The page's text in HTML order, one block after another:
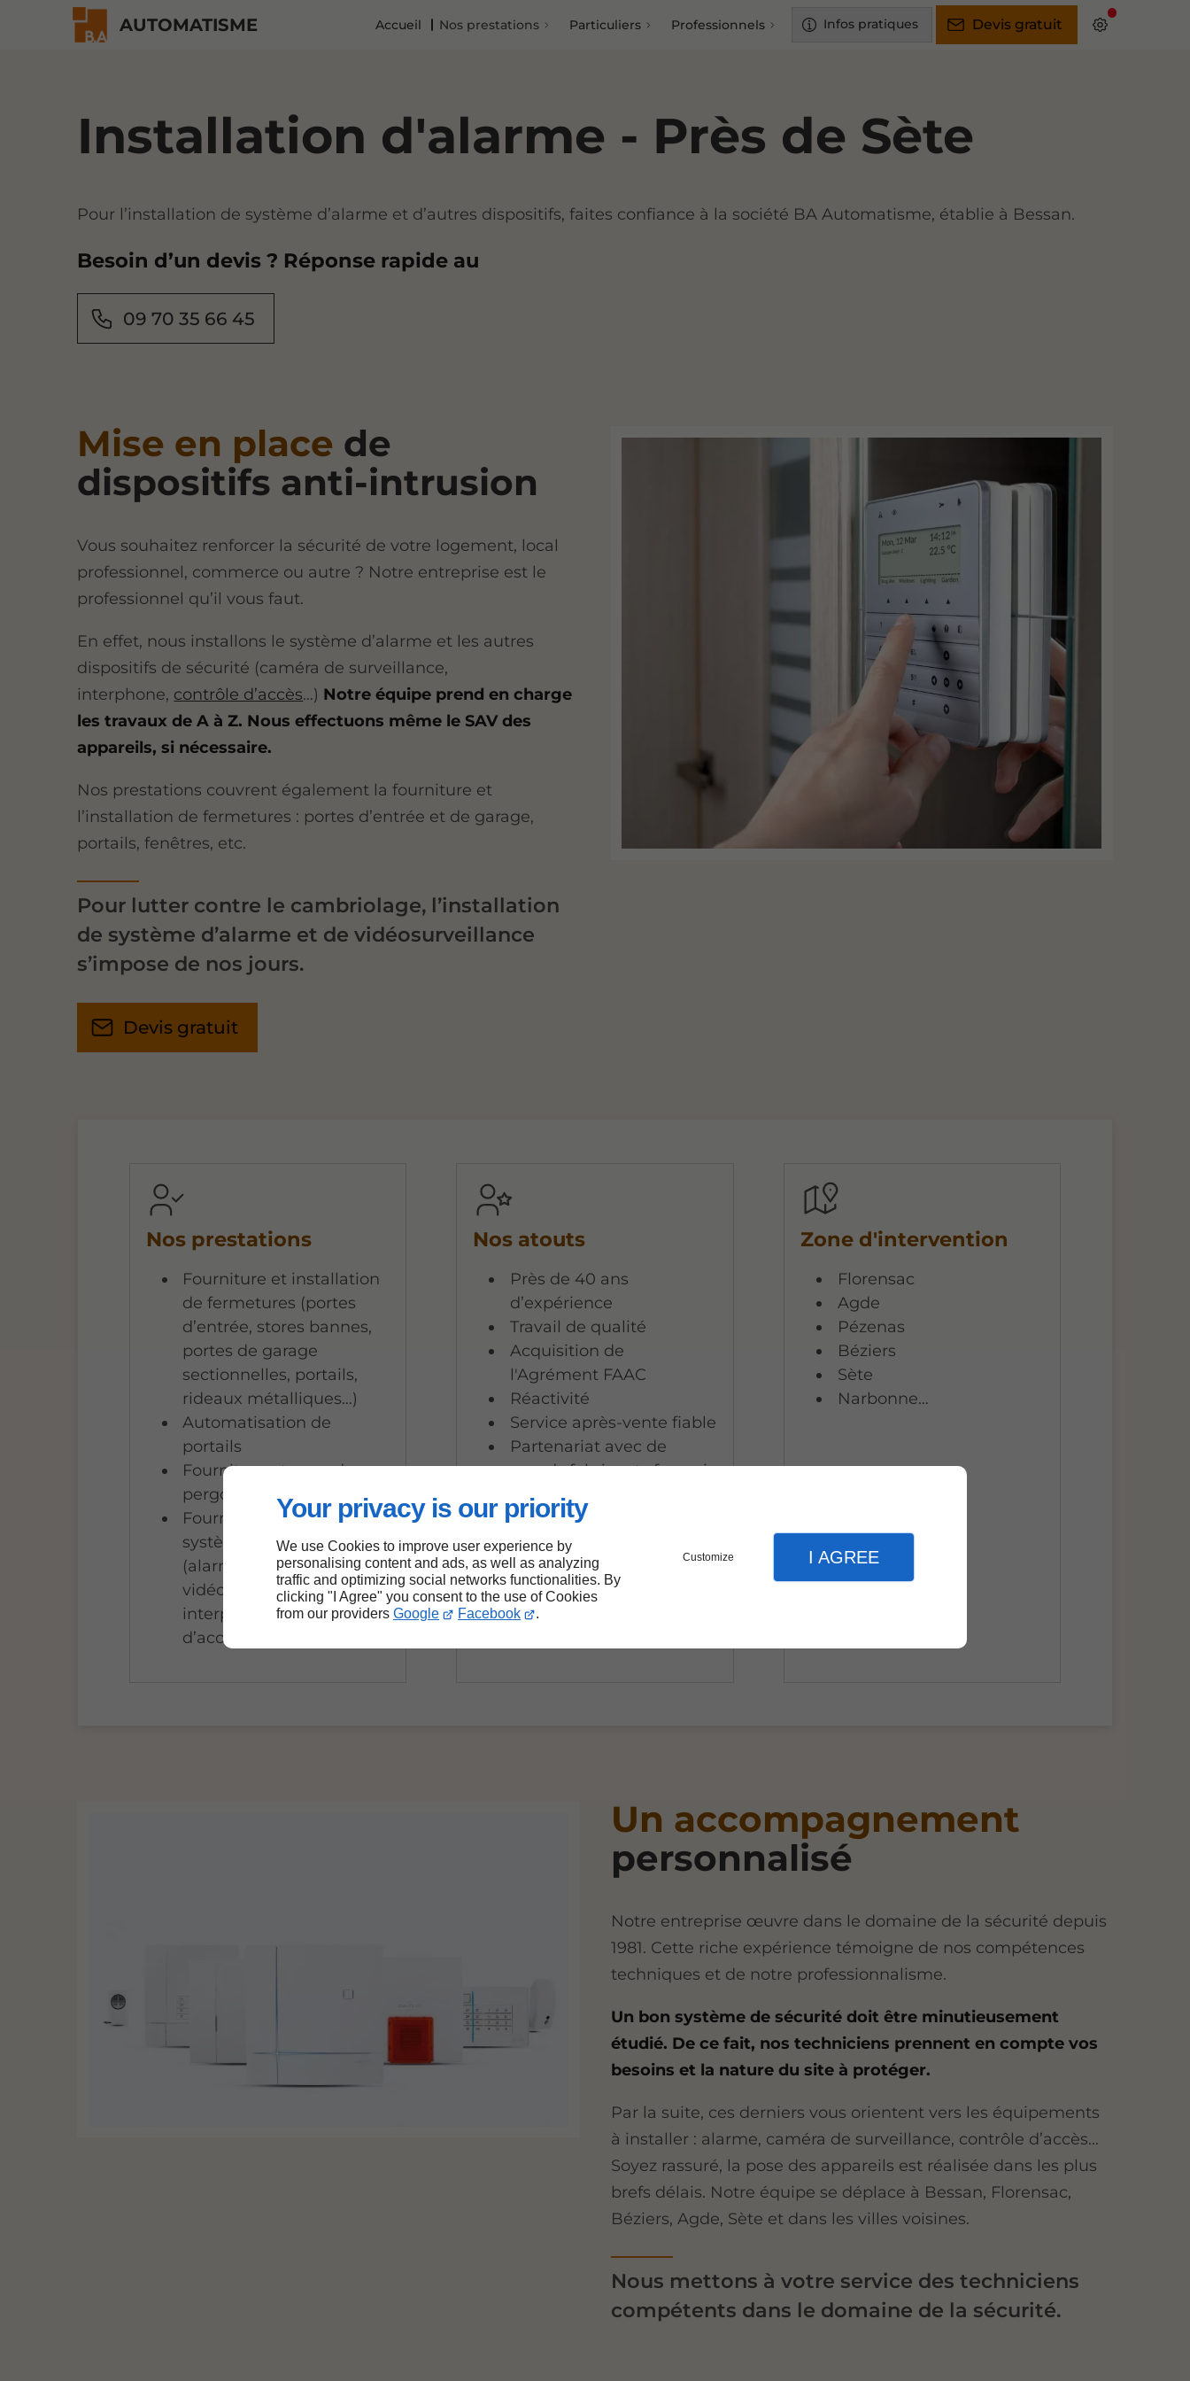
Your privacy is our priority
We use Cookies to improve user experience by
personalising content and ads, as well as analyzing
traffic and optimizing social networks functionalities. By
clicking "I Agree" you consent to the use of Cookies
from our providers Google Facebook .
Customize I AGREE
AUTOMATISME Accueil Nos prestations Particuliers Professionnels Infos pratiques Devis gratuit
Installation d'alarme - Près de Sète
Pour l’installation de système d’alarme et d’autres dispositifs, faites confiance à la société BA Automatisme, établie à Bessan.
Besoin d’un devis ? Réponse rapide au
09 70 35 66 45
Mise en place de
dispositifs anti-intrusion
Vous souhaitez renforcer la sécurité de votre logement, local
professionnel, commerce ou autre ? Notre entreprise est le
professionnel qu’il vous faut.
En effet, nous installons le système d’alarme et les autres
dispositifs de sécurité (caméra de surveillance,
interphone, contrôle d’accès…) Notre équipe prend en charge
les travaux de A à Z. Nous effectuons même le SAV des
appareils, si nécessaire.
Nos prestations couvrent également la fourniture et
l’installation de fermetures : portes d’entrée et de garage,
portails, fenêtres, etc.
Pour lutter contre le cambriolage, l’installation
de système d’alarme et de vidéosurveillance
s’impose de nos jours.
Devis gratuit
Nos prestations
Fourniture et installation
de fermetures (portes
d’entrée, stores bannes,
portes de garage
sectionnelles, portails,
rideaux métalliques…)
Automatisation de
portails
Fourniture et pose de
pergolas
Fourniture et pose de
système de sécurité
(alarme,
vidéosurveillance,
interphone, contrôle
d’accès, etc.)
Nos atouts
Près de 40 ans
d’expérience
Travail de qualité
Acquisition de
l'Agrément FAAC
Réactivité
Service après-vente fiable
Partenariat avec de
grands fabricants français
et européens
Zone d'intervention
Florensac
Agde
Pézenas
Béziers
Sète
Narbonne…
Un accompagnement
personnalisé
Notre entreprise œuvre dans le domaine de la sécurité depuis
1981. Cette riche expérience témoigne de nos compétences
techniques et de notre professionnalisme.
Un bon système de sécurité doit être minutieusement
étudié. De ce fait, nos techniciens prennent en compte vos
besoins et la nature du site à protéger.
Par la suite, ces derniers vous orientent vers les équipements
à installer : alarme, caméra de surveillance, contrôle d’accès...
Soyez rassuré, la pose des appareils est réalisée dans les plus
brefs délais. Notre équipe se déplace à Bessan, Florensac,
Béziers, Agde, Sète et dans les villes voisines.
Nous mettons à votre service des techniciens
compétents dans le domaine de la sécurité.